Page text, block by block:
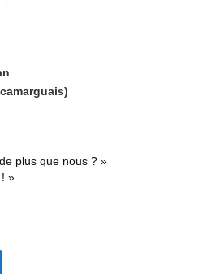
plus que nous ? »
»